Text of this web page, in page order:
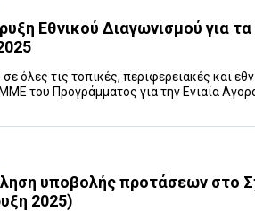
Εθνικού Διαγωνισμού για
όλες τις τοπικές, περιφερειακές και
του Προγράμματος για την Ενιαία
υποβολής προτάσεων στο
2025)